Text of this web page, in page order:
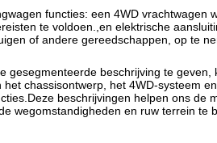
functies: een 4WD
te voldoen.,en elektrische
of andere gereedschappen, op te
gesegmenteerde beschrijving te
het chassisontwerp, het 4WD-systeem
beschrijvingen helpen ons de
wegomstandigheden en ruw terrein te